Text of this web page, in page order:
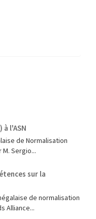
à l'ASN
de Normalisation
M. Sergio...
sur la
de normalisation
Alliance...